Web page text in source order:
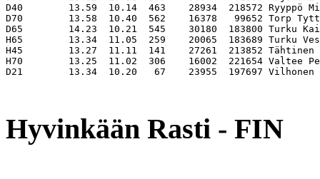
D40        13.59  10.14  463    28934  218572
D70        13.58  10.40  562    16378   99652
D65        14.23  10.21  545    30180  183800
H65        13.34  11.05  259    20065  183689
H45        13.27  11.11  141    27261  213852
H70        13.25  11.02  306    16002  221654
D21        13.34  10.20   67    23955  197697
Hyvinkään Rasti - FIN